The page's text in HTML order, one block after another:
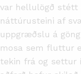
var hellulögð stétt
náttúrusteini af
uppgræðslu á
mosa sem fluttur
tekin frá og settur